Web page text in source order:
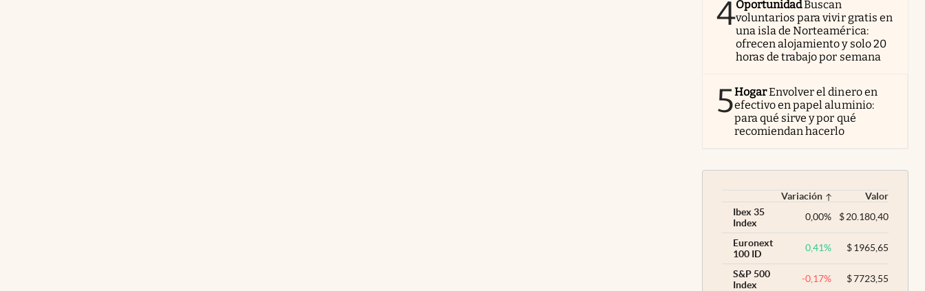
4OportunidadBuscan
voluntarios para vivir gratis en
una isla de Norteamérica:
ofrecen alojamiento y solo 20
horas de trabajo por semana
5HogarEnvolver el dinero en
efectivo en papel aluminio:
para qué sirve y por qué
recomiendan hacerlo
Variación
Valor
Ibex 35
Index
0,00% $20.180,40
Euronext
100 ID
0,41% $1965,65
S&P 500
Index
-0,17% $7723,55